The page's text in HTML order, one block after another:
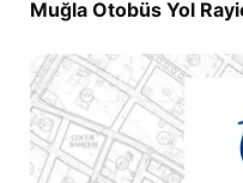
Muğla Otobüs Yol